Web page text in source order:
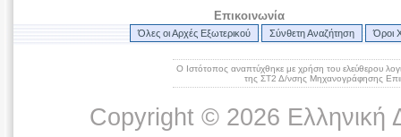
Επικοινωνία
Όλες οι Αρχές Εξωτερικού Σύνθετη Αναζήτηση Όροι
Ο Ιστότοπος αναπτύχθηκε με χρήση του ελεύθερου
της ΣΤ2 Δ/νσης Μηχανογράφησης
Copyright © 2026